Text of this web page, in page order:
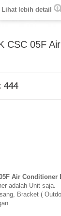
Lihat lebih detail
CSC 05F
444
Air Conditioner
adalah Unit saja.
Bracket (